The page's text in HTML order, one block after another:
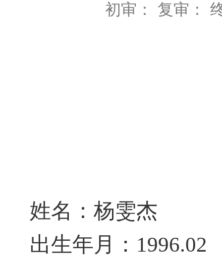
初审： 复审：
姓名： 杨雯杰
出生年月： 1996.02